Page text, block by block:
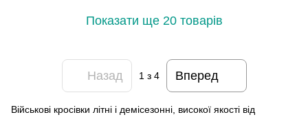
Показати ще 20 товарів
Назад 1 з 4 Вперед
Військові кросівки літні і демісезонні, високої якості від